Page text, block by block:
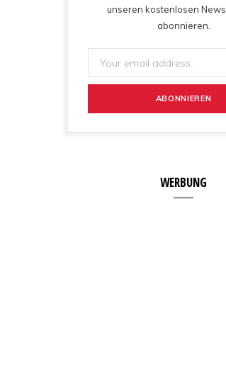
unseren kostenlosen
abonnieren.
WERBUNG